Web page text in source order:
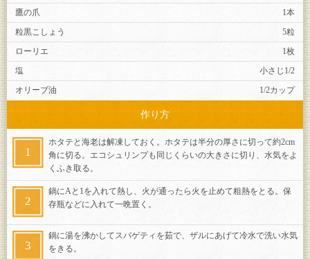
鷹の爪
1本
粒黒こしょう
5粒
ローリエ
1枚
塩
小さじ1/2
オリーブ油
1/2カップ
作り方
ホタテと海老は解凍しておく。ホタテは半分の厚さに切って約2cm
角に切る。エコシュリンプも同じくらいの大きさに切り、水気をよ
くふき取る。
鍋にAと1を入れて熱し、火が通ったら火を止めて粗熱をとる。保
存瓶などに入れて一晩置く。
鍋に湯を沸かしてスパゲティを茹で、ザルにあげて冷水で洗い水気
をきる。